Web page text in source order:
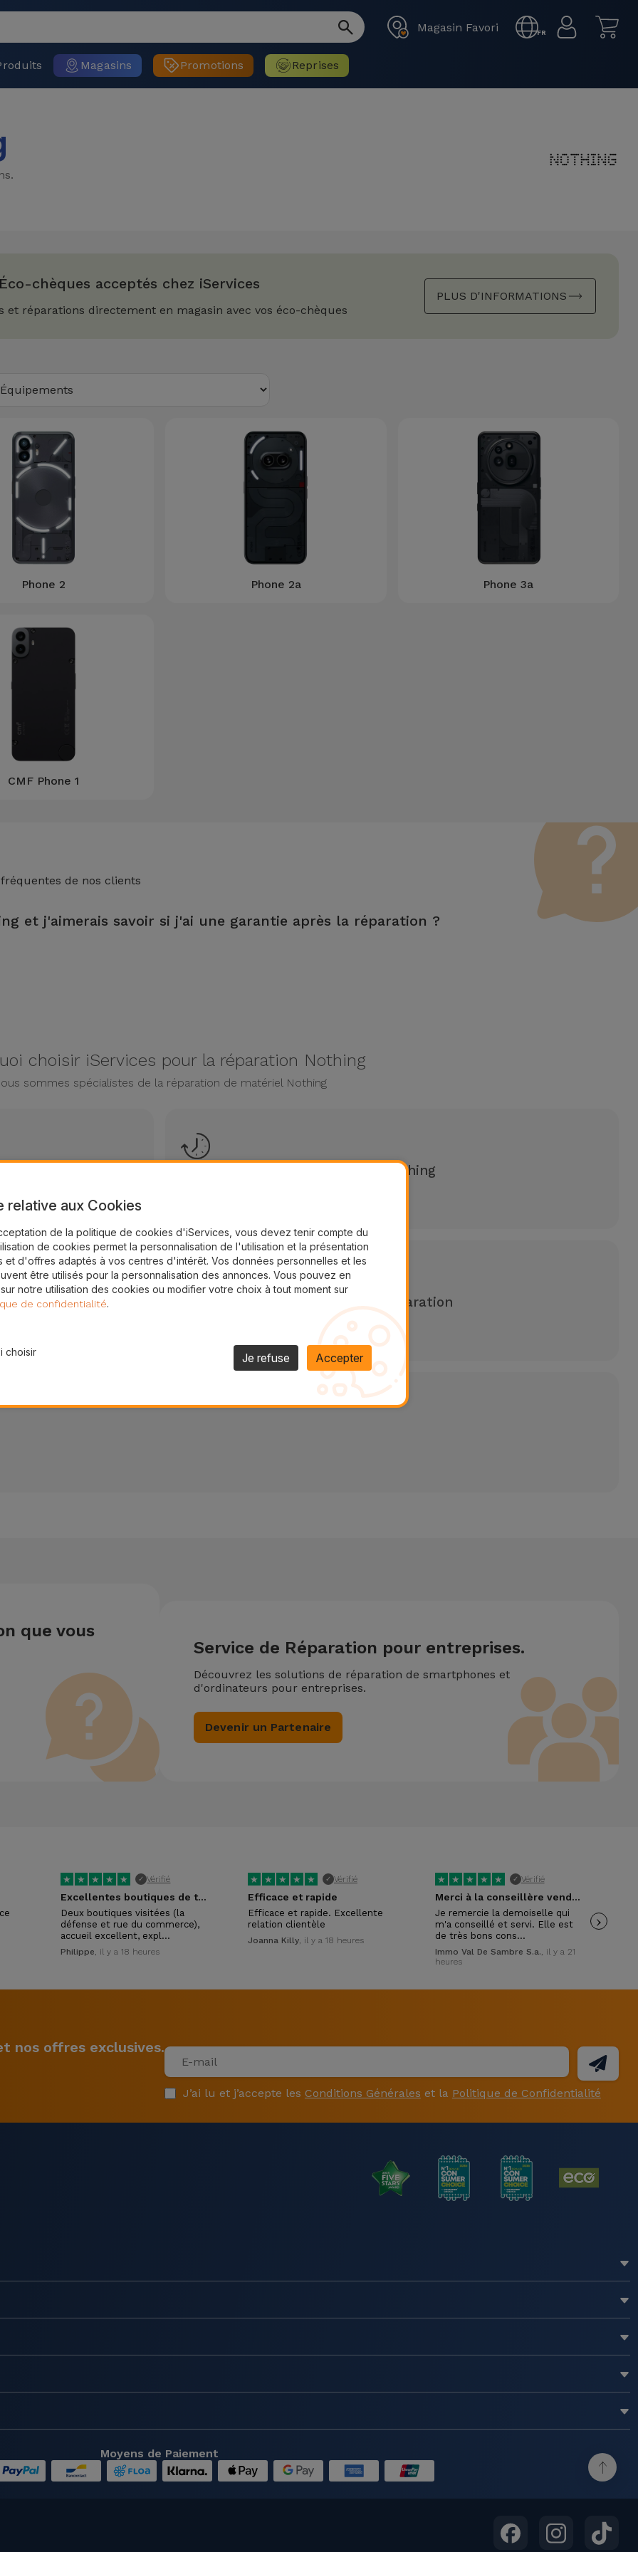
Magasin Favori FR
Magasins Promotions Reprises
Éco-chèques acceptés chez iServices
et réparations directement en magasin avec vos éco-chèques
PLUS D'INFORMATIONS
Phone 2 Phone 2a Phone 3a
CMF Phone 1
de nos clients
et j'aimerais savoir si j'ai une garantie après la réparation ?
choisir iServices pour la réparation Nothing
sommes spécialistes de la réparation de matériel Nothing
Réparations en 20/30 minutes Nothing
2 ans
Toujours disponibles pour une réparation
Veuillez consulter nos horaires
que vous
Service de Réparation pour entreprises.
Découvrez les solutions de réparation de smartphones et
d'ordinateurs pour entreprises.
Devenir un Partenaire
★ ★ ★ ★ ★ ✓ Vérifié
Excellentes boutiques de téléphonie reconditionnée
Deux boutiques visitées (la
défense et rue du commerce),
accueil excellent, expl…
Philippe, il y a 18 heures
★ ★ ★ ★ ★ ✓ Vérifié
Efficace et rapide
Efficace et rapide. Excellente
relation clientèle
Joanna Killy, il y a 18 heures
★ ★ ★ ★ ★ ✓ Vérifié
Merci à la conseillère vendeuse
Je remercie la demoiselle qui
m'a conseillé et servi. Elle est
de très bons cons…
Immo Val De Sambre S.a., il y a 21
heures
›
nos offres exclusives.
J’ai lu et j’accepte les Conditions Générales et la Politique de Confidentialité
Moyens de Paiement
relative aux Cookies
de la politique de cookies d'iServices, vous devez tenir compte du
de cookies permet la personnalisation de l'utilisation et la présentation
et d'offres adaptés à vos centres d'intérêt. Vos données personnelles et les
être utilisés pour la personnalisation des annonces. Vous pouvez en
notre utilisation des cookies ou modifier votre choix à tout moment sur
de confidentialité.
choisir Je refuse Accepter